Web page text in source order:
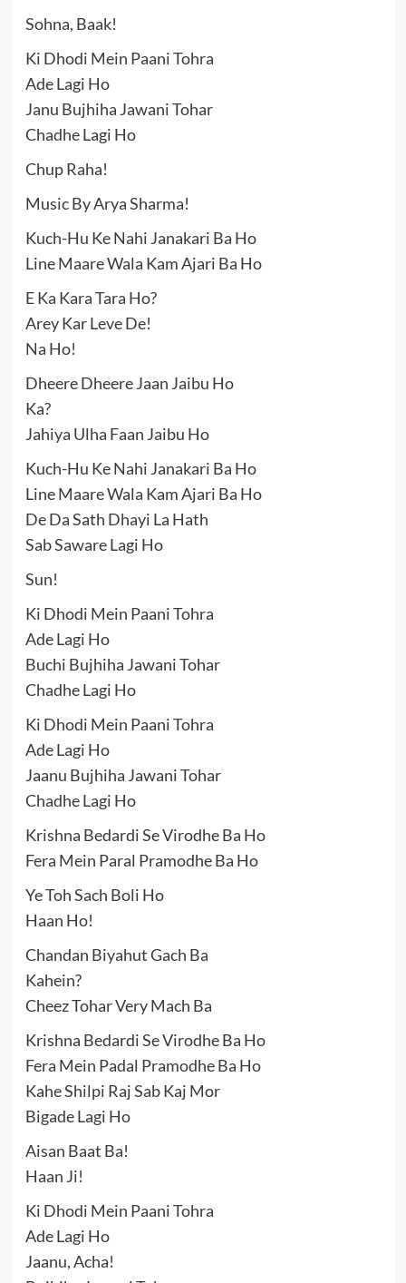
Sohna, Baak!
Ki Dhodi Mein Paani Tohra
Ade Lagi Ho
Janu Bujhiha Jawani Tohar
Chadhe Lagi Ho
Chup Raha!
Music By Arya Sharma!
Kuch-Hu Ke Nahi Janakari Ba Ho
Line Maare Wala Kam Ajari Ba Ho
E Ka Kara Tara Ho?
Arey Kar Leve De!
Na Ho!
Dheere Dheere Jaan Jaibu Ho
Ka?
Jahiya Ulha Faan Jaibu Ho
Kuch-Hu Ke Nahi Janakari Ba Ho
Line Maare Wala Kam Ajari Ba Ho
De Da Sath Dhayi La Hath
Sab Saware Lagi Ho
Sun!
Ki Dhodi Mein Paani Tohra
Ade Lagi Ho
Buchi Bujhiha Jawani Tohar
Chadhe Lagi Ho
Ki Dhodi Mein Paani Tohra
Ade Lagi Ho
Jaanu Bujhiha Jawani Tohar
Chadhe Lagi Ho
Krishna Bedardi Se Virodhe Ba Ho
Fera Mein Paral Pramodhe Ba Ho
Ye Toh Sach Boli Ho
Haan Ho!
Chandan Biyahut Gach Ba
Kahein?
Cheez Tohar Very Mach Ba
Krishna Bedardi Se Virodhe Ba Ho
Fera Mein Padal Pramodhe Ba Ho
Kahe Shilpi Raj Sab Kaj Mor
Bigade Lagi Ho
Aisan Baat Ba!
Haan Ji!
Ki Dhodi Mein Paani Tohra
Ade Lagi Ho
Jaanu, Acha!